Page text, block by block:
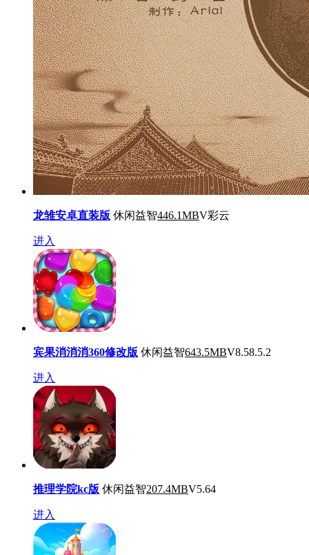
龙雏安卓直装版 休闲益智446.1MBV彩云
进入
宾果消消消360修改版 休闲益智643.5MBV8.58.5.2
进入
推理学院kc版 休闲益智207.4MBV5.64
进入